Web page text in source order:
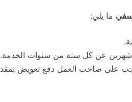
ما يلي:
عن كل سنة من سنوات الخدمة.